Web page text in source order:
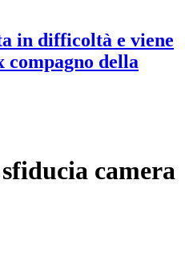
in difficoltà e viene
compagno della
camera